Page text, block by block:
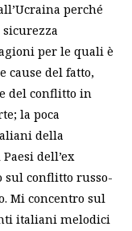
perché
per le quali è
cause del fatto,
del conflitto in
la poca
della
dell’ex
sul conflitto russo-
Mi concentro sul
italiani melodici